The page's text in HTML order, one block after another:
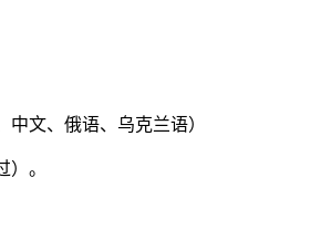
中文、俄语、乌克兰语）
。